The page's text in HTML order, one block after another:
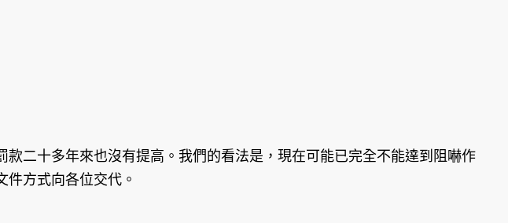
十多年來也沒有提高。我們的看法是，現在可能已完全不能達到阻嚇作
方式向各位交代。